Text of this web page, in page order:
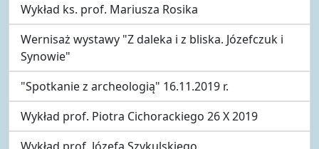
Wykład ks. prof. Mariusza Rosika
Wernisaż wystawy "Z daleka i z bliska. Józefczuk i
Synowie"
"Spotkanie z archeologią" 16.11.2019 r.
Wykład prof. Piotra Cichorackiego 26 X 2019